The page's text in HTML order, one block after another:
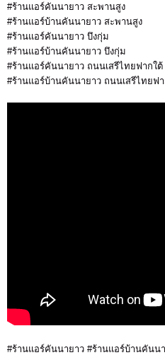
#ร้านแอร์คันนายาว สะพานสูง
#ร้านแอร์บ้านคันนายาว สะพานสูง
#ร้านแอร์คันนายาว บึงกุ่ม
#ร้านแอร์บ้านคันนายาว บึงกุ่ม
#ร้านแอร์คันนายาว ถนนเสรีไทยฟากใต้
#ร้านแอร์บ้านคันนายาว ถนนเสรีไทยฟ
#ร้านแอร์คันนายาว #ร้านแอร์บ้านคันน